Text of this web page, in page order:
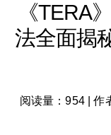
《TERA
法全面揭
阅读量：954|作